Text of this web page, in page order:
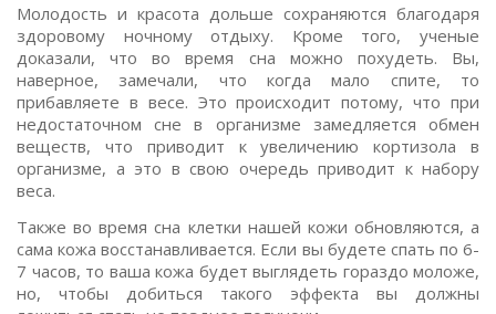
Молодость и красота дольше сохраняются благодаря
здоровому ночному отдыху. Кроме того, ученые
доказали, что во время сна можно похудеть. Вы,
наверное, замечали, что когда мало спите, то
прибавляете в весе. Это происходит потому, что при
недостаточном сне в организме замедляется обмен
веществ, что приводит к увеличению кортизола в
организме, а это в свою очередь приводит к набору
веса.
Также во время сна клетки нашей кожи обновляются, а
сама кожа восстанавливается. Если вы будете спать по 6-
7 часов, то ваша кожа будет выглядеть гораздо моложе,
но, чтобы добиться такого эффекта вы должны